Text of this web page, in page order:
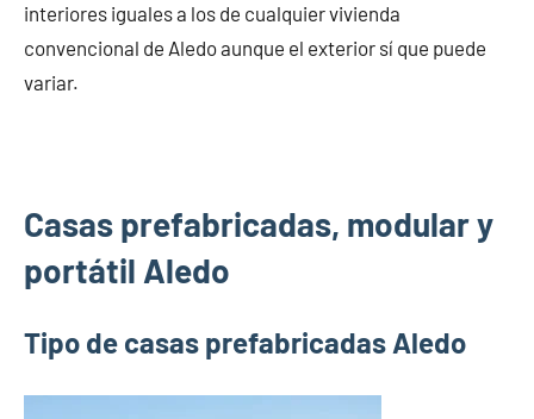
interiores iguales a los de cualquier vivienda
convencional de Aledo aunque el exterior sí que puede
variar.
Casas prefabricadas, modular y
portátil Aledo
Tipo de casas prefabricadas Aledo